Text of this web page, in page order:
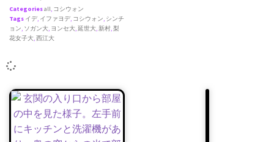
Categoriesall, コシウォン
Tags イデ, イファヨデ, コシウォン, シンチ
ョン, ソガン大, ヨンセ大,延世大,新村,梨
花女子大,西江大